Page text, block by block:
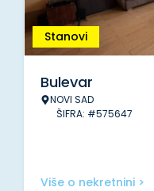
Stanovi
Bulevar
NOVI SAD
ŠIFRA: #575647
Više o nekretnini >